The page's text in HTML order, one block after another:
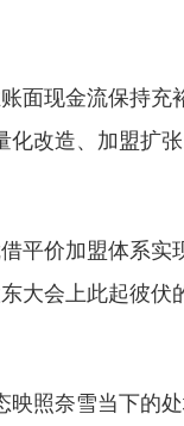
面现金流保持
改造、加盟扩
平价加盟体系
会上此起彼伏
照奈雪当下的